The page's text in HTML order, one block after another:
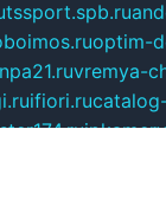
tssport.spb.ru
optim-
npa21.ruvremya-
ifiori.ru